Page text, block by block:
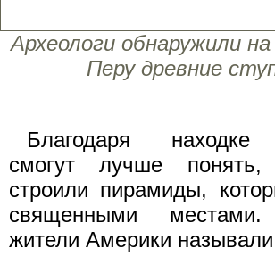
Археологи обнаружили
Перу древние
Благодаря находке
смогут лучше
строили пирамиды,
священными
жители Америки